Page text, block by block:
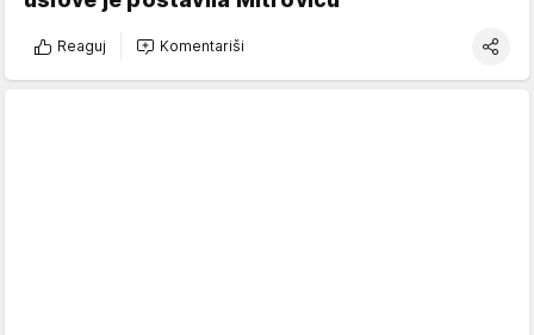
Reaguj Komentariši